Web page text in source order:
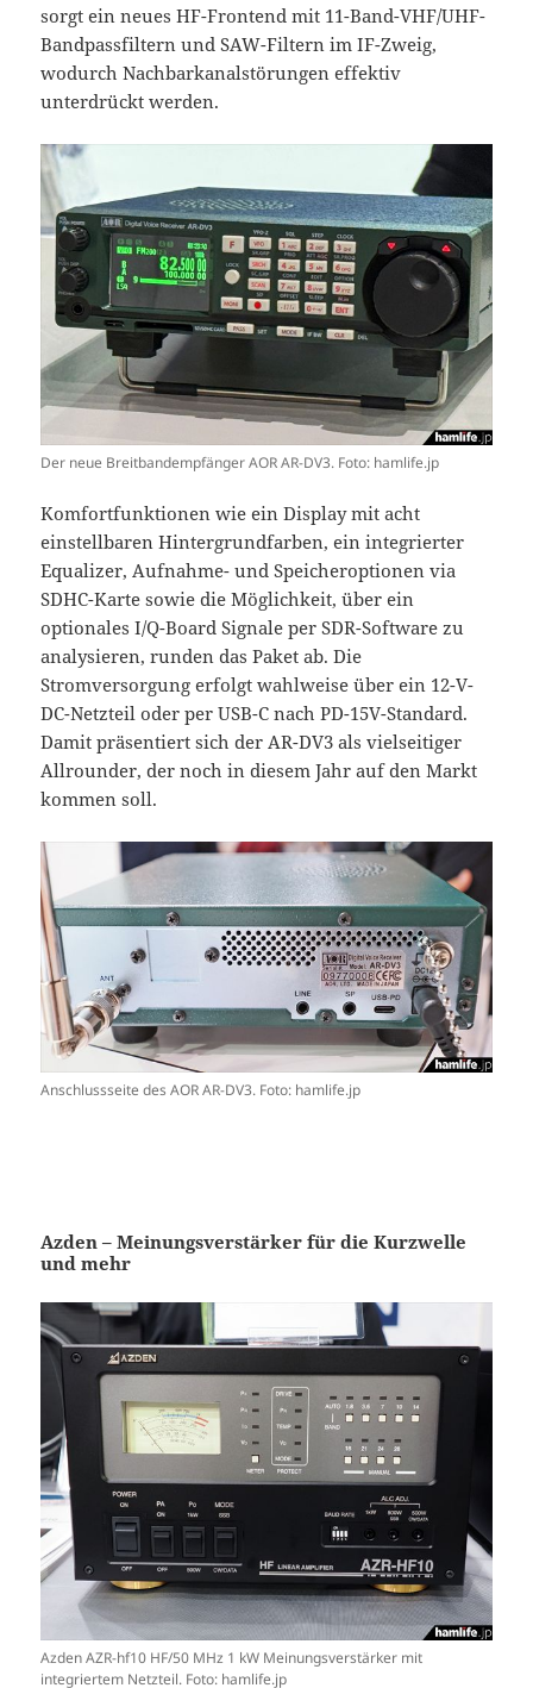
sorgt ein neues HF-Frontend mit 11-Band-VHF/UHF-
Bandpassfiltern und SAW-Filtern im IF-Zweig,
wodurch Nachbarkanalstörungen effektiv
unterdrückt werden.
Der neue Breitbandempfänger AOR AR-DV3. Foto: hamlife.jp
Komfortfunktionen wie ein Display mit acht
einstellbaren Hintergrundfarben, ein integrierter
Equalizer, Aufnahme- und Speicheroptionen via
SDHC-Karte sowie die Möglichkeit, über ein
optionales I/Q-Board Signale per SDR-Software zu
analysieren, runden das Paket ab. Die
Stromversorgung erfolgt wahlweise über ein 12-V-
DC-Netzteil oder per USB-C nach PD-15V-Standard.
Damit präsentiert sich der AR-DV3 als vielseitiger
Allrounder, der noch in diesem Jahr auf den Markt
kommen soll.
Anschlussseite des AOR AR-DV3. Foto: hamlife.jp
Azden – Meinungsverstärker für die Kurzwelle
und mehr
Azden AZR-hf10 HF/50 MHz 1 kW Meinungsverstärker mit
integriertem Netzteil. Foto: hamlife.jp